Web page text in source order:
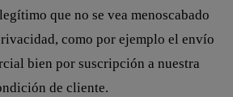
que no se vea menoscabado
como por ejemplo el envío
bien por suscripción a nuestra
de cliente.